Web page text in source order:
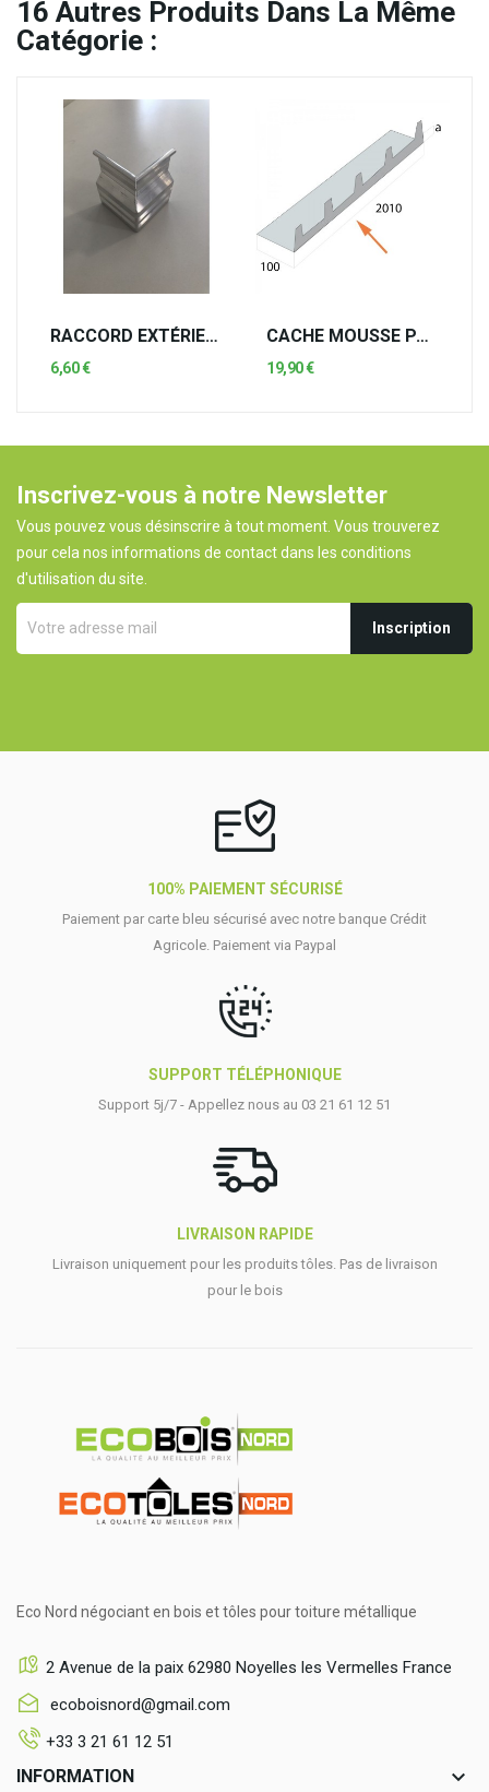
16 Autres Produits Dans La Même
Catégorie :
RACCORD EXTÉRIEUR
6,60 €
CACHE MOUSSE PANNEAU SANDWICH 60 - GRIS
19,90 €
Inscrivez-vous à notre Newsletter
Vous pouvez vous désinscrire à tout moment. Vous trouverez
pour cela nos informations de contact dans les conditions
d'utilisation du site.
100% PAIEMENT SÉCURISÉ
Paiement par carte bleu sécurisé avec notre banque Crédit
Agricole. Paiement via Paypal
SUPPORT TÉLÉPHONIQUE
Support 5j/7 - Appellez nous au 03 21 61 12 51
LIVRAISON RAPIDE
Livraison uniquement pour les produits tôles. Pas de livraison
pour le bois
Eco Nord négociant en bois et tôles pour toiture métallique
2 Avenue de la paix 62980 Noyelles les Vermelles France
ecoboisnord@gmail.com
+33 3 21 61 12 51
INFORMATION keyboard_arrow_down